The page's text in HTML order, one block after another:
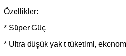
Özellikler:
* Süper Güç
* Ultra düşük yakıt tüketimi,